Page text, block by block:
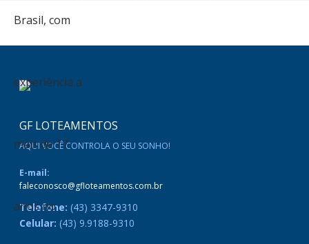
GF LOTEAMENTOS
AQUI VOCÊ CONTROLA O SEU SONHO!
E-mail:
faleconosco@gfloteamentos.com.br
Telefone: (43) 3347-9310
Celular: (43) 9.9188-9310